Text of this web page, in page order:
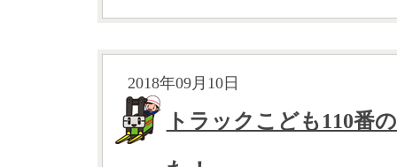
2018年09月10日
トラックこども110番